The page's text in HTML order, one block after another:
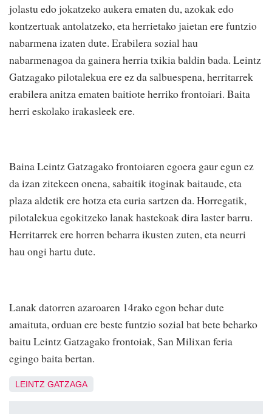
jolastu edo jokatzeko aukera ematen du, azokak edo
kontzertuak antolatzeko, eta herrietako jaietan ere funtzio
nabarmena izaten dute. Erabilera sozial hau
nabarmenagoa da gainera herria txikia baldin bada. Leintz
Gatzagako pilotalekua ere ez da salbuespena, herritarrek
erabilera anitza ematen baitiote herriko frontoiari. Baita
herri eskolako irakasleek ere.
Baina Leintz Gatzagako frontoiaren egoera gaur egun ez
da izan zitekeen onena, sabaitik itoginak baitaude, eta
plaza aldetik ere hotza eta euria sartzen da. Horregatik,
pilotalekua egokitzeko lanak hastekoak dira laster barru.
Herritarrek ere horren beharra ikusten zuten, eta neurri
hau ongi hartu dute.
Lanak datorren azaroaren 14rako egon behar dute
amaituta, orduan ere beste funtzio sozial bat bete beharko
baitu Leintz Gatzagako frontoiak, San Milixan feria
egingo baita bertan.
LEINTZ GATZAGA